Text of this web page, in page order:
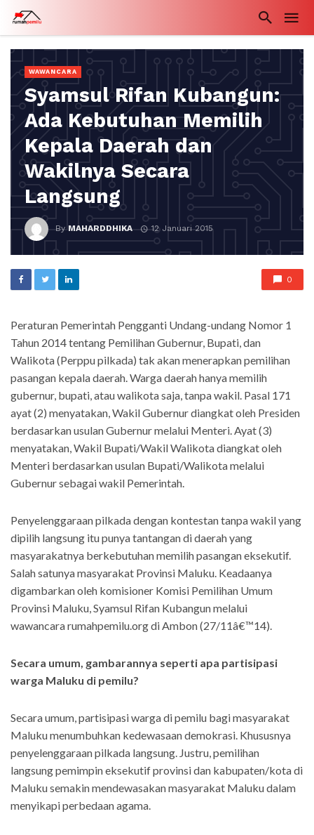
WAWANCARA
Syamsul Rifan Kubangun:
Ada Kebutuhan Memilih
Kepala Daerah dan
Wakilnya Secara
Langsung
ByMAHARDDHIKA 12 Januari 2015
0
Peraturan Pemerintah Pengganti Undang-undang Nomor 1
Tahun 2014 tentang Pemilihan Gubernur, Bupati, dan
Walikota (Perppu pilkada) tak akan menerapkan pemilihan
pasangan kepala daerah. Warga daerah hanya memilih
gubernur, bupati, atau walikota saja, tanpa wakil. Pasal 171
ayat (2) menyatakan, Wakil Gubernur diangkat oleh Presiden
berdasarkan usulan Gubernur melalui Menteri. Ayat (3)
menyatakan, Wakil Bupati/Wakil Walikota diangkat oleh
Menteri berdasarkan usulan Bupati/Walikota melalui
Gubernur sebagai wakil Pemerintah.
Penyelenggaraan pilkada dengan kontestan tanpa wakil yang
dipilih langsung itu punya tantangan di daerah yang
masyarakatnya berkebutuhan memilih pasangan eksekutif.
Salah satunya masyarakat Provinsi Maluku. Keadaanya
digambarkan oleh komisioner Komisi Pemilihan Umum
Provinsi Maluku, Syamsul Rifan Kubangun melalui
wawancara rumahpemilu.org di Ambon (27/11â€™14).
Secara umum, gambarannya seperti apa partisipasi
warga Maluku di pemilu?
Secara umum, partisipasi warga di pemilu bagi masyarakat
Maluku menumbuhkan kedewasaan demokrasi. Khususnya
penyelenggaraan pilkada langsung. Justru, pemilihan
langsung pemimpin eksekutif provinsi dan kabupaten/kota di
Maluku semakin mendewasakan masyarakat Maluku dalam
menyikapi perbedaan agama.